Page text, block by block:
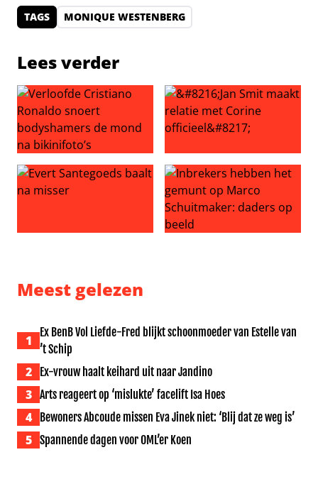
TAGS MONIQUE WESTENBERG
Lees verder
Verloofde Cristiano Ronaldo snoert bodyshamers de
‘Jan Smit maakt relatie met
Meest gelezen
1
Ex BenB Vol Liefde-Fred blijkt schoonmoeder van Estelle van
’t Schip
2 Ex-vrouw haalt keihard uit naar Jandino
3 Arts reageert op ‘mislukte’ facelift Isa Hoes
4 Bewoners Abcoude missen Eva Jinek niet: ‘Blij dat ze weg is’
5 Spannende dagen voor OML’er Koen